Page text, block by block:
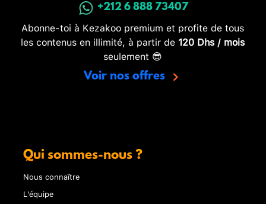
+212 6 888 73407
Abonne-toi à Kezakoo premium et profite de tous
les contenus en illimité, à partir de 120 Dhs / mois
seulement 😎
Voir nos offres
Qui sommes-nous ?
Nous connaître
L'équipe